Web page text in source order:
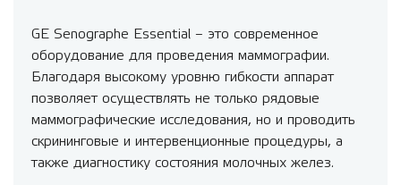
GE Senographe Essential – это современное
оборудование для проведения маммографии.
Благодаря высокому уровню гибкости аппарат
позволяет осуществлять не только рядовые
маммографические исследования, но и проводить
скрининговые и интервенционные процедуры, а
также диагностику состояния молочных желез.